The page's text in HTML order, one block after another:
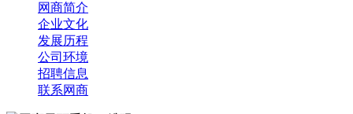
网商简介
企业文化
发展历程
公司环境
招聘信息
联系网商